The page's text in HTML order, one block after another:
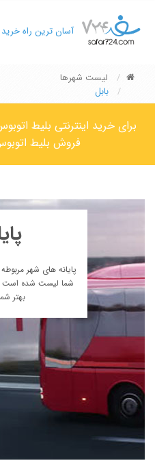
آسان ترین راه
لیست شهرها
بابل
برای خرید اینترنتی بلیط
فروش بلیط
پایانه های شهر
شما لیست شده است
بهتر